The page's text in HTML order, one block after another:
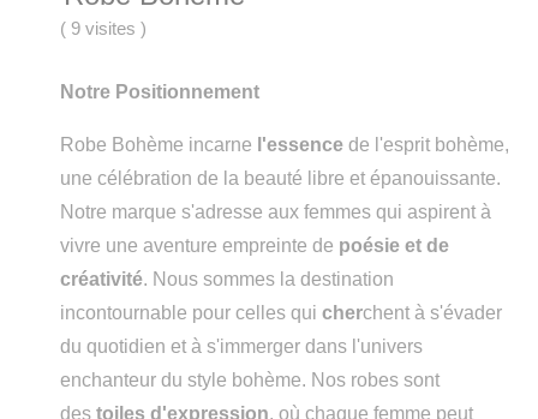
( 9 visites)
Notre Positionnement
Robe Bohème incarne l'essence de l'esprit bohème,
une célébration de la beauté libre et épanouissante.
Notre marque s'adresse aux femmes qui aspirent à
vivre une aventure empreinte de poésie et de
créativité. Nous sommes la destination
incontournable pour celles quicherchent à s'évader
du quotidien et à s'immerger dans l'univers
enchanteur du style bohème. Nos robes sont
destoiles d'expression, où chaque femme peut